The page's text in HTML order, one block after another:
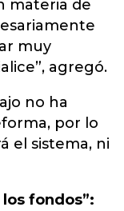
materia de
muy
agregó.
no ha
por lo
el sistema, ni
fondos”: